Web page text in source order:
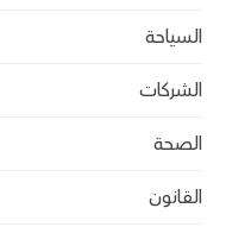
السياحة
الشركات
الصحة
القانون